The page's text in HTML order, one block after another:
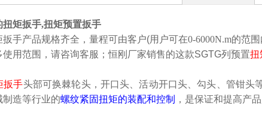
矩扳手,扭矩预置扳手
扳手产品规格齐全，量程可由客户(用户可在0-6000N.m的范
使用范围，请咨询客服；恒刚厂家销售的这款SGTG列 预置扭
扳手头部可换棘轮头，开口头、活动开口头、勾头、管钳头
造等行业的螺纹紧固扭矩的装配和控制 ，是保证和提高产